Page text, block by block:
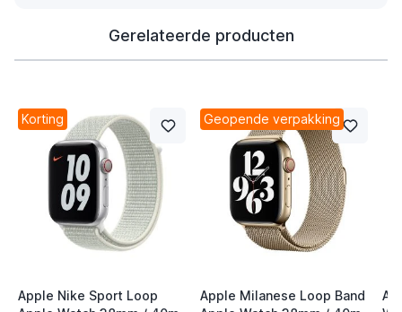
Gerelateerde producten
Korting
Apple Nike Sport Loop
Geopende verpakking
Apple Milanese Loop Band